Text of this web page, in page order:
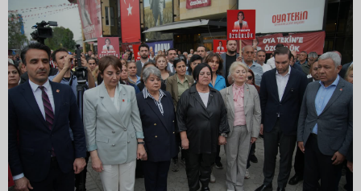
Kozan’da turunçgil zararlısına karşı biyolojik
mücadele
Yedigöze İçme Suyu Projesi çalışmalarında
göçük: 1 işçi hayatını kaybetti